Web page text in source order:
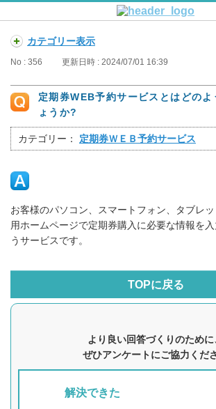
カテゴリー表示
No : 356 更新日時 : 2024/07/01 16:39
定期券WEB予約サービスとはどのよ
ょうか?
カテゴリー： 定期券ＷＥＢ予約サービス
お客様のパソコン、スマートフォン、タブレ
用ホームページで定期券購入に必要な情報を入
うサービスです。
TOPに戻る
より良い回答づくりのために
ぜひアンケートにご協力くだ
解決できた